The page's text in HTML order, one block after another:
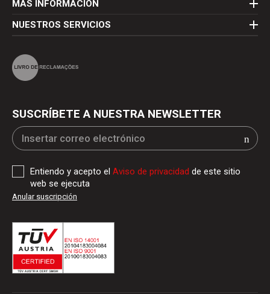
MÁS INFORMACIÓN
NUESTROS SERVICIOS
SUSCRÍBETE A NUESTRA NEWSLETTER
Entiendo y acepto el Aviso de privacidad de este sitio
web se ejecuta
Anular suscripción